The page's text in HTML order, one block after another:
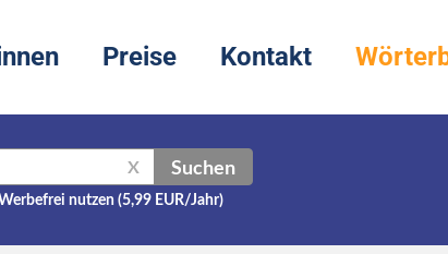
Preise Kontakt
X Suchen
nutzen (5,99 EUR/Jahr)